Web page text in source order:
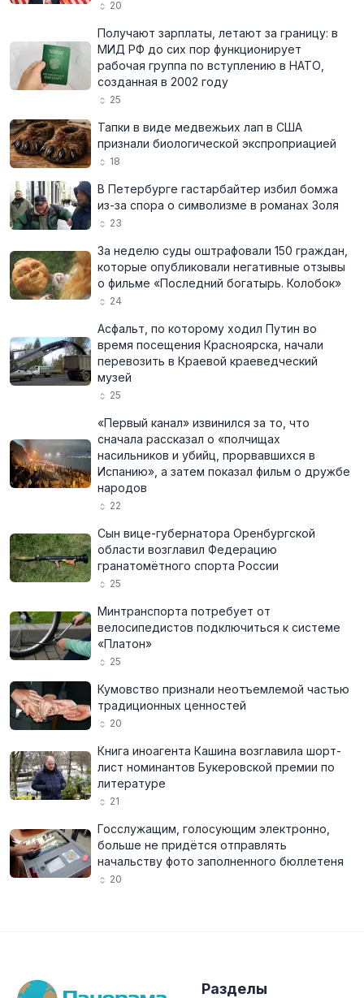
20
Получают зарплаты, летают за границу: в
МИД РФ до сих пор функционирует
рабочая группа по вступлению в НАТО,
созданная в 2002 году
25
Тапки в виде медвежьих лап в США
признали биологической экспроприацией
18
В Петербурге гастарбайтер избил бомжа
из-за спора о символизме в романах Золя
23
За неделю суды оштрафовали 150 граждан,
которые опубликовали негативные отзывы
о фильме «Последний богатырь. Колобок»
24
Асфальт, по которому ходил Путин во
время посещения Красноярска, начали
перевозить в Краевой краеведческий
музей
25
«Первый канал» извинился за то, что
сначала рассказал о «полчищах
насильников и убийц, прорвавшихся в
Испанию», а затем показал фильм о дружбе
народов
22
Сын вице-губернатора Оренбургской
области возглавил Федерацию
гранатомётного спорта России
25
Минтранспорта потребует от
велосипедистов подключиться к системе
«Платон»
25
Кумовство признали неотъемлемой частью
традиционных ценностей
20
Книга иноагента Кашина возглавила шорт-
лист номинантов Букеровской премии по
литературе
21
Госслужащим, голосующим электронно,
больше не придётся отправлять
начальству фото заполненного бюллетеня
20
Разделы